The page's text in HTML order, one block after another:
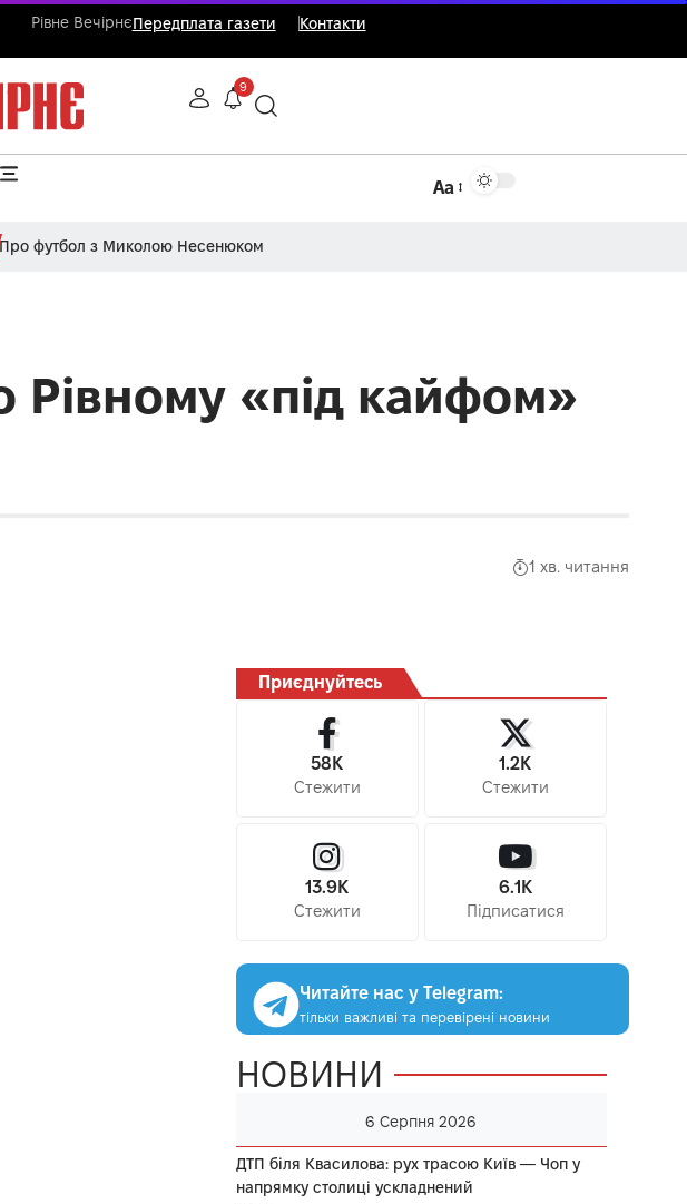
Рівне ВечірнєПередплата газети Контакти
9
Аа
Про футбол з Миколою Несенюком
Рівному «під кайфом»
1 хв. читання
Приєднуйтесь
58K
Стежити
1.2K
Стежити
13.9K
Стежити
6.1K
Підписатися
Читайте нас у Telegram:
тільки важливі та перевірені новини
НОВИНИ
6 Серпня 2026
ДТП біля Квасилова: рух трасою Київ — Чоп у
напрямку столиці ускладнений